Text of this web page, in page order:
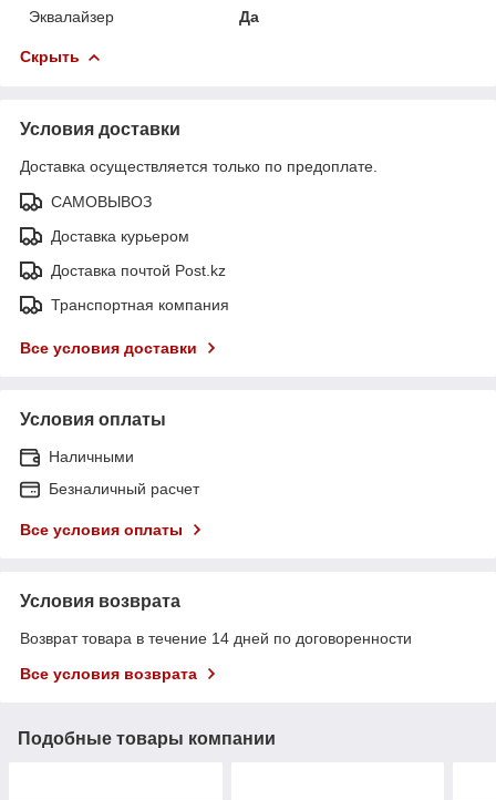
Эквалайзер
Да
Скрыть
Условия доставки
Доставка осуществляется только по предоплате.
САМОВЫВОЗ
Доставка курьером
Доставка почтой Post.kz
Транспортная компания
Все условия доставки
Условия оплаты
Наличными
Безналичный расчет
Все условия оплаты
Условия возврата
Возврат товара в течение 14 дней по договоренности
Все условия возврата
Подобные товары компании